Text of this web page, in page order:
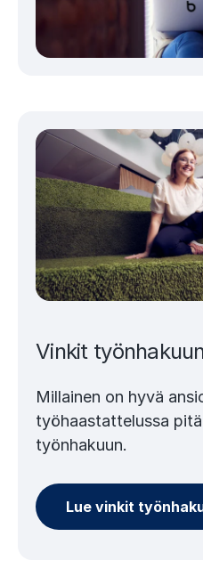
Vinkit
Millainen on hyvä
työhaastattelussa
työnhakuun.
Lue vinkit